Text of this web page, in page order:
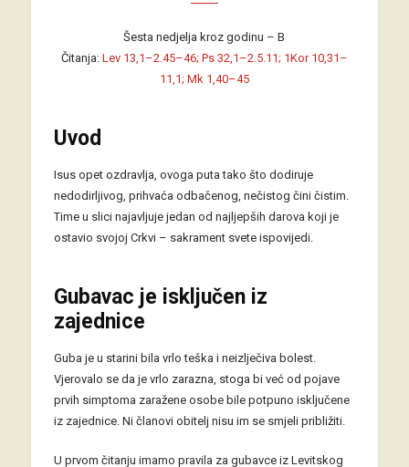
Šesta nedjelja kroz godinu – B
Čitanja: Lev 13,1–2.45–46; Ps 32,1–2.5.11; 1Kor 10,31–
11,1; Mk 1,40–45
Uvod
Isus opet ozdravlja, ovoga puta tako što dodiruje
nedodirljivog, prihvaća odbačenog, nečistog čini čistim.
Time u slici najavljuje jedan od najljepših darova koji je
ostavio svojoj Crkvi – sakrament svete ispovijedi.
Gubavac je isključen iz
zajednice
Guba je u starini bila vrlo teška i neizlječiva bolest.
Vjerovalo se da je vrlo zarazna, stoga bi već od pojave
prvih simptoma zaražene osobe bile potpuno isključene
iz zajednice. Ni članovi obitelj nisu im se smjeli približiti.
U prvom čitanju imamo pravila za gubavce iz Levitskog